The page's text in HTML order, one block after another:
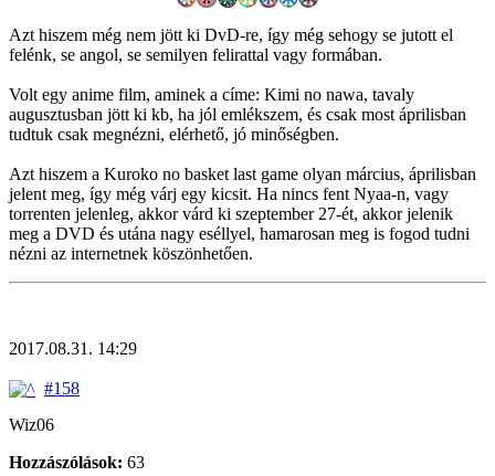
Azt hiszem még nem jött ki DvD-re, így még sehogy se jutott el
felénk, se angol, se semilyen felirattal vagy formában.
Volt egy anime film, aminek a címe: Kimi no nawa, tavaly
augusztusban jött ki kb, ha jól emlékszem, és csak most áprilisban
tudtuk csak megnézni, elérhető, jó minőségben.
Azt hiszem a Kuroko no basket last game olyan március, áprilisban
jelent meg, így még várj egy kicsit. Ha nincs fent Nyaa-n, vagy
torrenten jelenleg, akkor várd ki szeptember 27-ét, akkor jelenik
meg a DVD és utána nagy eséllyel, hamarosan meg is fogod tudni
nézni az internetnek köszönhetően.
2017.08.31. 14:29
#158
Wiz06
Hozzászólások: 63